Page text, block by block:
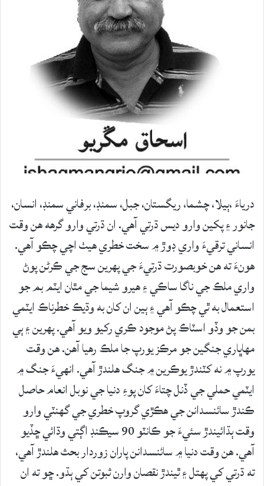
درياءَ ،ٻيلا، چشما، ريگستان، جبل، سمنڊ، برفاني سمنڊ، انسان،
جانور ۽ پکين وارو ديس ڌرتي آهي. ان ڌرتي وارو گرهه هن وقت
انساني ترقيءَ واري ڊوڙ ۾ سخت خطري هيٺ اچي چڪو آهي.
هونءَ ته هن خوبصورت ڌرتيءَ جي پهرين سج جي ڪرڻن پوڻ
واري ملڪ جي ناگا ساڪي ۽ هيرو شيما جي مٿان ايٽم بم جو
استعمال به ٿي چڪو آهي ۽ ٻين ان کان به وڌيڪ خطرناڪ ايٽمي
بمن جو وڏو اسٽاڪ پڻ موجود ڪري رکيو ويو آهي. پهرين ۽ ٻي
مهاڀاري جنگين جو مرڪز يورپ جا ملڪ رهيا آهن. هن وقت
يورپ ۾ نه کٽندڙ يوڪرين ۾ جنگ هلندڙ آهي. انهيءَ جنگ ۾
ايٽمي حملي جي ڏنل چتاءَ کان پوءِ دنيا جي نوبل انعام حاصل
ڪندڙ سائنسدانن جي هڪڙي گروپ خطري جي گهنٽي وارو
وقت ٻڌائيندڙ سئيءَ جو ڪانٽو 90 سيڪنڊ اڳتي وڌائي ڇڏيو
آهي. هن وقت دنيا ۾ سائنسدانن پاران زوردار بحث هلندڙ آهي،
ته ڌرتي کي پهتل ۽ ٿيندڙ نقصان وارن ثبوتن کي ٻڌو. ڇو ته ان